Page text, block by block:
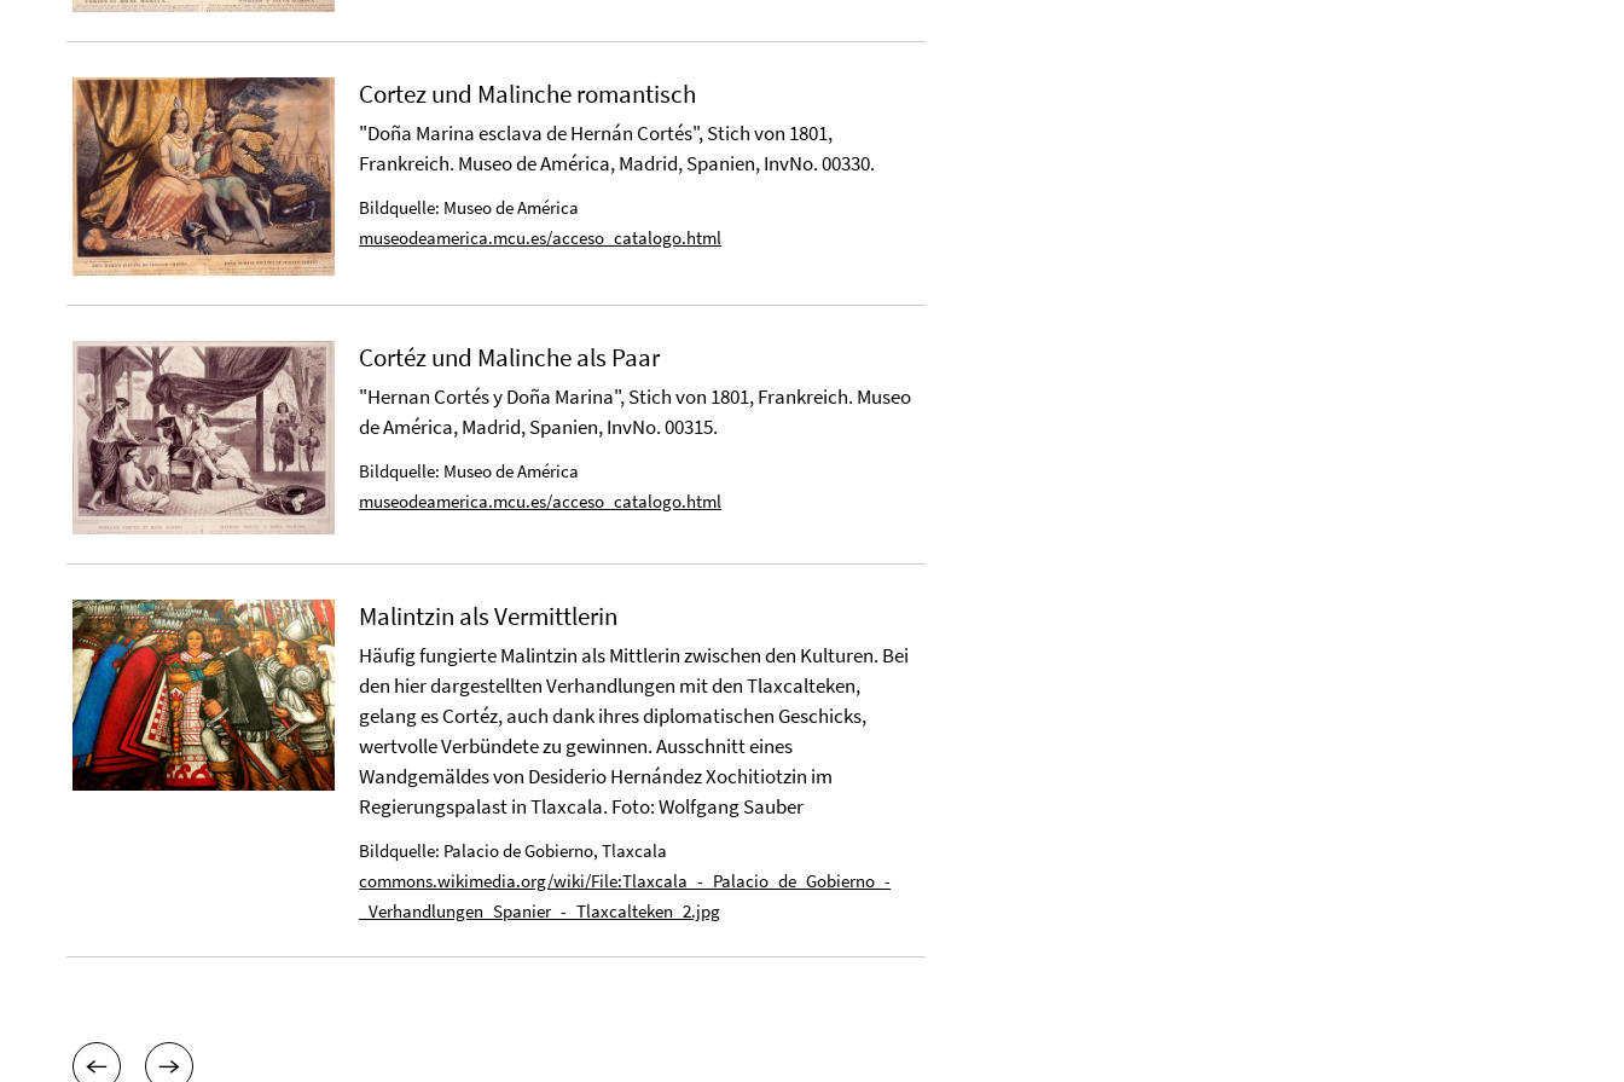
Cortez und Malinche romantisch
"Doña Marina esclava de Hernán Cortés", Stich von 1801,
Frankreich. Museo de América, Madrid, Spanien, InvNo. 00330.
Bildquelle: Museo de América
museodeamerica.mcu.es/acceso_catalogo.html
Cortéz und Malinche als Paar
"Hernan Cortés y Doña Marina", Stich von 1801, Frankreich. Museo
de América, Madrid, Spanien, InvNo. 00315.
Bildquelle: Museo de América
museodeamerica.mcu.es/acceso_catalogo.html
Malintzin als Vermittlerin
Häufig fungierte Malintzin als Mittlerin zwischen den Kulturen. Bei
den hier dargestellten Verhandlungen mit den Tlaxcalteken,
gelang es Cortéz, auch dank ihres diplomatischen Geschicks,
wertvolle Verbündete zu gewinnen. Ausschnitt eines
Wandgemäldes von Desiderio Hernández Xochitiotzin im
Regierungspalast in Tlaxcala. Foto: Wolfgang Sauber
Bildquelle: Palacio de Gobierno, Tlaxcala
commons.wikimedia.org/wiki/File:Tlaxcala_-_Palacio_de_Gobierno_-
_Verhandlungen_Spanier_-_Tlaxcalteken_2.jpg